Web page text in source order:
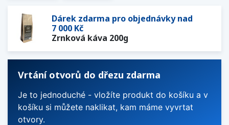
Dárek zdarma pro objednávky nad
7 000 Kč
Zrnková káva 200g
Vrtání otvorů do dřezu zdarma
Je to jednoduché - vložíte produkt do košíku a v
košíku si můžete naklikat, kam máme vyvrtat
otvory.